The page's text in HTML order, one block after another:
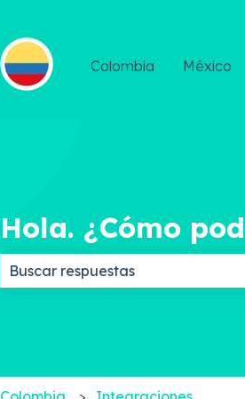
Colombia México
Hola. ¿Cómo